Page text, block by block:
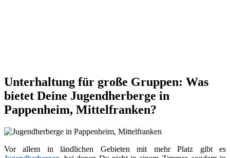
Unterhaltung für große Gruppen: Was
bietet Deine Jugendherberge in
Pappenheim, Mittelfranken?
Vor allem in ländlichen Gebieten mit mehr Platz gibt es